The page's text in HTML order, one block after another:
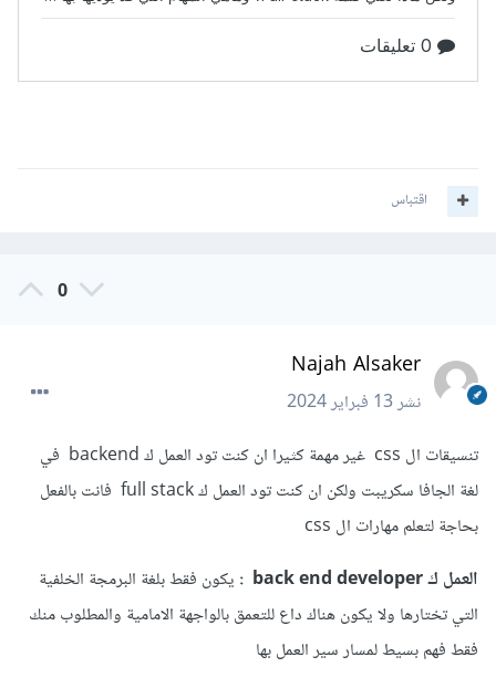
اقتباس
0
Najah Alsaker
نشر13 فبراير 2024
تنسيقات ال css غير مهمة كثيرا ان كنت تود العمل ك backend في
لغة الجافا سكريبت ولكن ان كنت تود العمل ك full stack فانت بالفعل
بحاجة لتعلم مهارات ال css
العمل ك back end developer
يكون فقط بلغة البرمجة الخلفية
التي تختارها ولا يكون هناك داع للتعمق بالواجهة الامامية والمطلوب منك
فقط فهم بسيط لمسار سير العمل بها